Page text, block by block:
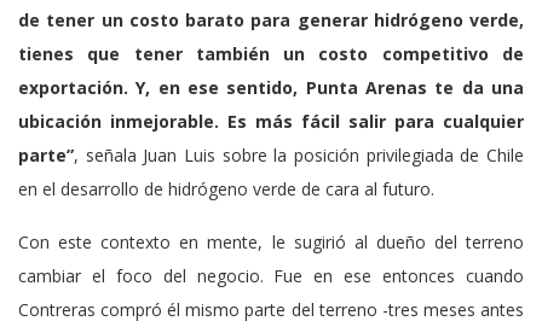
de tener un costo barato para generar hidrógeno verde,
tienes que tener también un costo competitivo de
exportación. Y, en ese sentido, Punta Arenas te da una
ubicación inmejorable. Es más fácil salir para cualquier
parte”, señala Juan Luis sobre la posición privilegiada de Chile
en el desarrollo de hidrógeno verde de cara al futuro.
Con este contexto en mente, le sugirió al dueño del terreno
cambiar el foco del negocio. Fue en ese entonces cuando
Contreras compró él mismo parte del terreno -tres meses antes